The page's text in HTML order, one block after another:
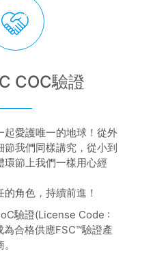
COC驗證
起愛護唯一的地球！從外
節我們同樣講究，從小到
環節上我們一樣用心經
角色，持續前進！
驗證(License Code :
合格供應FSC™驗證產